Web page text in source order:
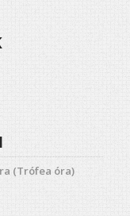
(Trófea óra)